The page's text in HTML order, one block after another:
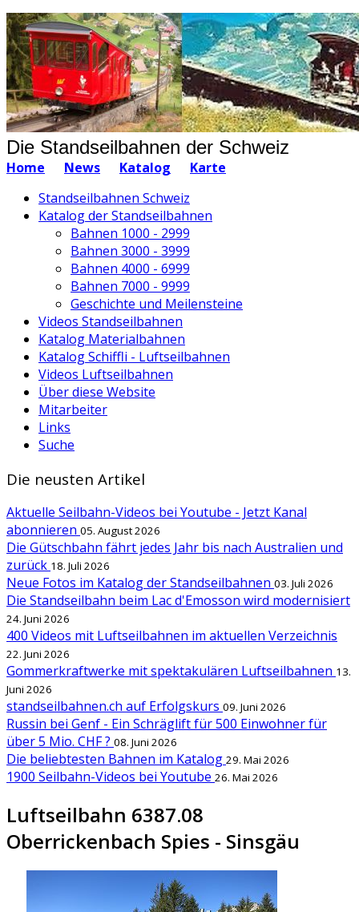
Die Standseilbahnen der Schweiz
Home News Katalog
Karte
Standseilbahnen Schweiz
Katalog der Standseilbahnen
Bahnen 1000 - 2999
Bahnen 3000 - 3999
Bahnen 4000 - 6999
Bahnen 7000 - 9999
Geschichte und Meilensteine
Videos Standseilbahnen
Katalog Materialbahnen
Katalog Schiffli - Luftseilbahnen
Videos Luftseilbahnen
Über diese Website
Mitarbeiter
Links
Suche
Die neusten Artikel
Aktuelle Seilbahn-Videos bei Youtube - Jetzt Kanal
abonnieren 05. August 2026
Die Gütschbahn fährt jedes Jahr bis nach Australien und
zurück 18. Juli 2026
Neue Fotos im Katalog der Standseilbahnen 03. Juli 2026
Die Standseilbahn beim Lac d'Emosson wird modernisiert
24. Juni 2026
400 Videos mit Luftseilbahnen im aktuellen Verzeichnis
22. Juni 2026
Gommerkraftwerke mit spektakulären Luftseilbahnen 13.
Juni 2026
standseilbahnen.ch auf Erfolgskurs 09. Juni 2026
Russin bei Genf - Ein Schräglift für 500 Einwohner für
über 5 Mio. CHF ? 08. Juni 2026
Die beliebtesten Bahnen im Katalog 29. Mai 2026
1900 Seilbahn-Videos bei Youtube 26. Mai 2026
Luftseilbahn 6387.08
Oberrickenbach Spies - Sinsgäu